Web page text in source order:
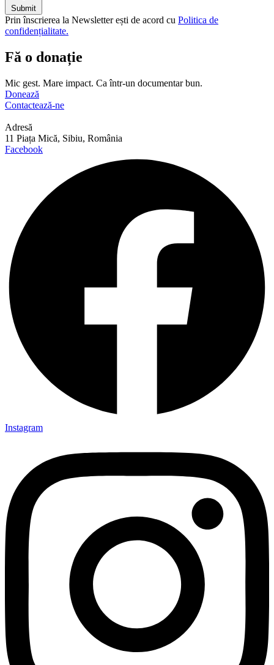
Submit
Prin înscrierea la Newsletter ești de acord cu Politica de
confidențialitate.
Fă o donație
Mic gest. Mare impact. Ca într-un documentar bun.
Donează
Contactează-ne
Adresă
11 Piața Mică, Sibiu, România
Facebook
Instagram